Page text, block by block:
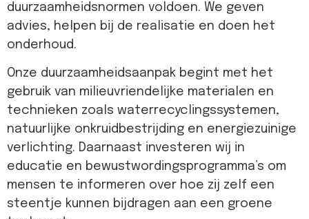
duurzaamheidsnormen voldoen. We geven
advies, helpen bij de realisatie en doen het
onderhoud.
Onze duurzaamheidsaanpak begint met het
gebruik van milieuvriendelijke materialen en
technieken zoals waterrecyclingssystemen,
natuurlijke onkruidbestrijding en energiezuinige
verlichting. Daarnaast investeren wij in
educatie en bewustwordingsprogramma’s om
mensen te informeren over hoe zij zelf een
steentje kunnen bijdragen aan een groene